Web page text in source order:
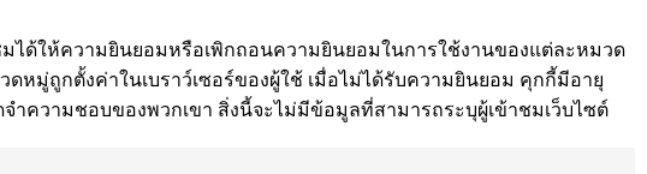
ได้ให้ความยินยอมหรือเพิกถอนความยินยอมในการใช้งานของแต่ละหมวด
หมู่ถูกตั้งค่าในเบราว์เซอร์ของผู้ใช้ เมื่อไม่ได้รับความยินยอม คุกกี้มีอายุ
ำความชอบของพวกเขา สิ่งนี้จะไม่มีข้อมูลที่สามารถระบุผู้เข้าชมเว็บไซต์